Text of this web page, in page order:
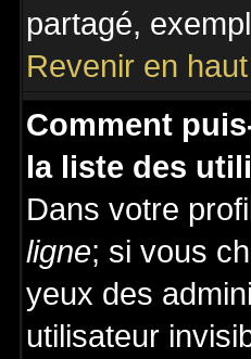
partagé,
Revenir en
Comment
la liste des
Dans votre
ligne; si vous
yeux des
utilisateur